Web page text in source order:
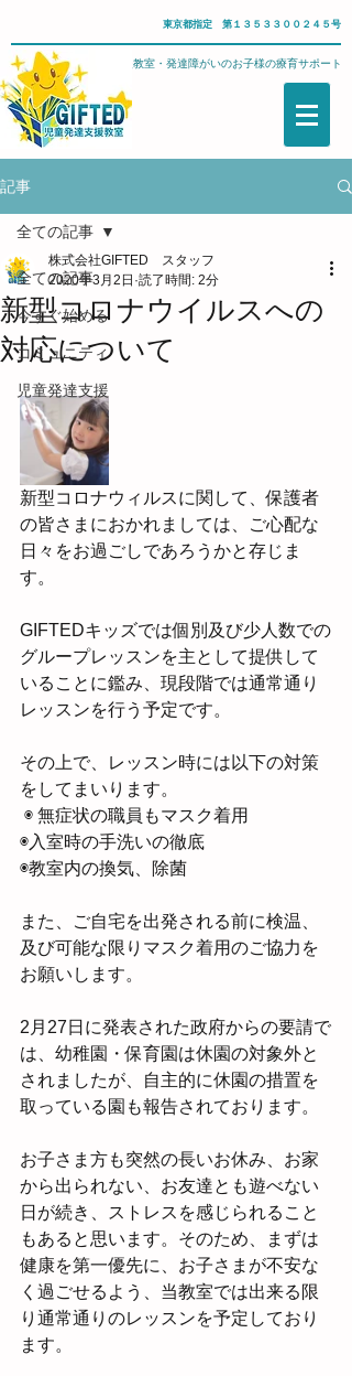
東京都指定 第１３５３３００２４５号
武蔵野市・児童発達支援教室・発達障がいのお子様の療育サポート
記事
全ての記事
今すぐ始める
コミュニティ
児童発達支援
全ての記事
新型コロナウイルスへの
対応について
株式会社GIFTED スタッフ
2020年3月2日 読了時間: 2分
新型コロナウィルスに関して、保護者
の皆さまにおかれましては、ご心配な
日々をお過ごしであろうかと存じま
す。
GIFTEDキッズでは個別及び少人数での
グループレッスンを主として提供して
いることに鑑み、現段階では通常通り
レッスンを行う予定です。
その上で、レッスン時には以下の対策
をしてまいります。
◉ 無症状の職員もマスク着用
◉入室時の手洗いの徹底
◉教室内の換気、除菌
また、ご自宅を出発される前に検温、
及び可能な限りマスク着用のご協力を
お願いします。
2月27日に発表された政府からの要請で
は、幼稚園・保育園は休園の対象外と
されましたが、自主的に休園の措置を
取っている園も報告されております。
お子さま方も突然の長いお休み、お家
から出られない、お友達とも遊べない
日が続き、ストレスを感じられること
もあると思います。そのため、まずは
健康を第一優先に、お子さまが不安な
く過ごせるよう、当教室では出来る限
り通常通りのレッスンを予定しており
ます。